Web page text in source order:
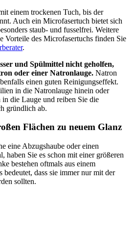
einem trockenen Tuch, bis der
Auch ein Microfasertuch bietet sich
staub- und fusselfrei. Weitere
Vorteile des Microfasertuchs finden Sie
.
und Spülmittel nicht geholfen,
oder einer Natronlauge. Natron
einen guten Reinigungseffekt.
in die Natronlauge hinein oder
die Lauge und reiben Sie die
gründlich ab.
Flächen zu neuem Glanz
eine Abzugshaube oder einen
haben Sie es schon mit einer größeren
bestehen oftmals aus einem
bedeutet, dass sie immer nur mit der
sollten.